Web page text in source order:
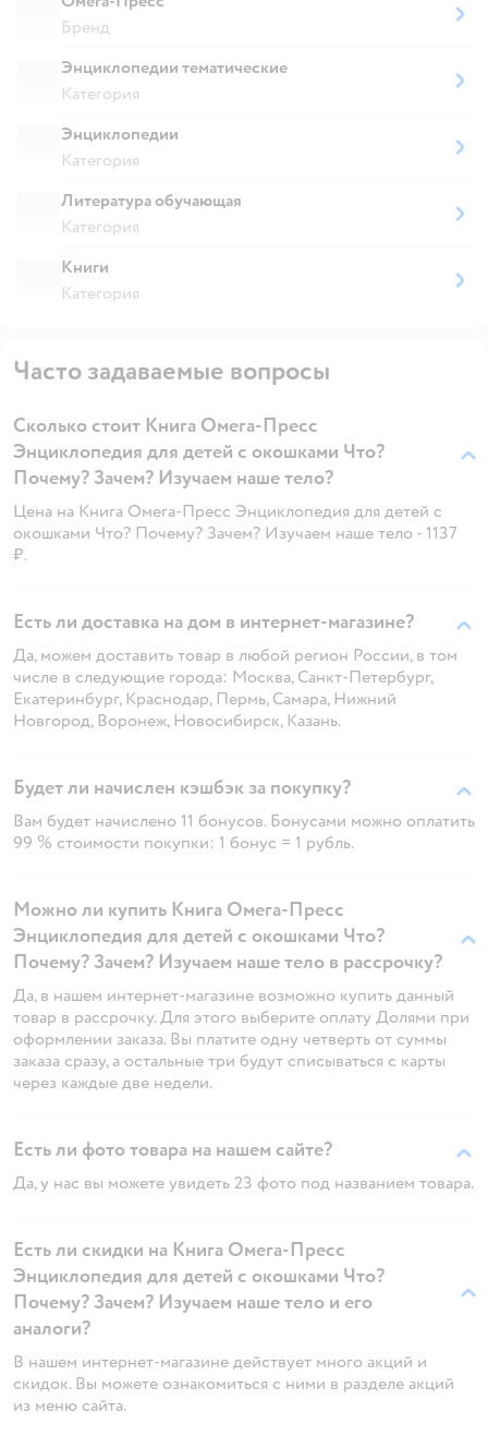
Бренд
Энциклопедии тематические
Категория
Энциклопедии
Категория
Литература обучающая
Категория
Книги
Категория
Часто задаваемые вопросы
Сколько стоит Книга Омега-Пресс
Энциклопедия для детей с окошками Что?
Почему? Зачем? Изучаем наше тело?
Цена на Книга Омега-Пресс Энциклопедия для детей с
окошками Что? Почему? Зачем? Изучаем наше тело - 1137
₽.
Есть ли доставка на дом в интернет-магазине?
Да, можем доставить товар в любой регион России, в том
числе в следующие города: Москва, Санкт-Петербург,
Екатеринбург, Краснодар, Пермь, Самара, Нижний
Новгород, Воронеж, Новосибирск, Казань.
Будет ли начислен кэшбэк за покупку?
Вам будет начислено 11 бонусов. Бонусами можно оплатить
99 % стоимости покупки: 1 бонус = 1 рубль.
Можно ли купить Книга Омега-Пресс
Энциклопедия для детей с окошками Что?
Почему? Зачем? Изучаем наше тело в рассрочку?
Да, в нашем интернет-магазине возможно купить данный
товар в рассрочку. Для этого выберите оплату Долями при
оформлении заказа. Вы платите одну четверть от суммы
заказа сразу, а остальные три будут списываться с карты
через каждые две недели.
Есть ли фото товара на нашем сайте?
Да, у нас вы можете увидеть 23 фото под названием товара.
Есть ли скидки на Книга Омега-Пресс
Энциклопедия для детей с окошками Что?
Почему? Зачем? Изучаем наше тело и его
аналоги?
В нашем интернет-магазине действует много акций и
скидок. Вы можете ознакомиться с ними в разделе акций
из меню сайта.